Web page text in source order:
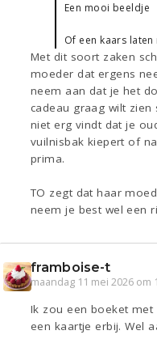
Een mooi beeldje
Of een kaars
Met dit soort zaken
moeder dat ergens
neem aan dat je het
cadeau graag wilt zien
niet erg vindt dat je
vuilnisbak kiepert of
prima.
TO zegt dat haar
neem je best wel een
framboise-t
maandag 11 mei 2026 om
Ik zou een boeket
een kaartje erbij. Wel